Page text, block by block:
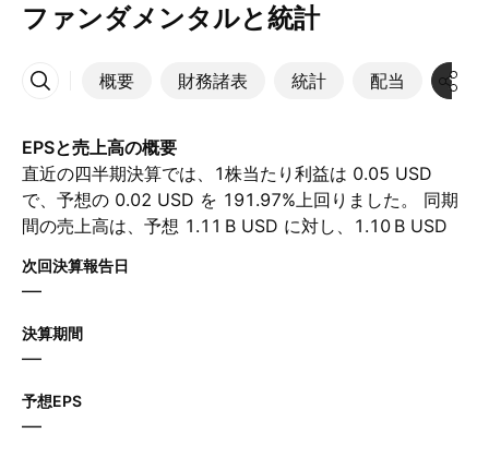
ファンダメンタルと統計
概要 財務諸表 統計 配当 決算
その他
EPSと売上高の概要
直近の四半期決算では、1株当たり利益は 0.05 USD
で、予想の 0.02 USD を 191.97%上回りました。 同期
間の売上高は、予想 ‪1.11 B‬ USD に対し、‪1.10 B‬ USD
に達しました。 次の四半期について、アナリストは1株
当たり利益が 0.02 USD、売上高が ‪1.26 B‬ USD と予想
次回決算報告日
—
決算期間
—
予想EPS
—